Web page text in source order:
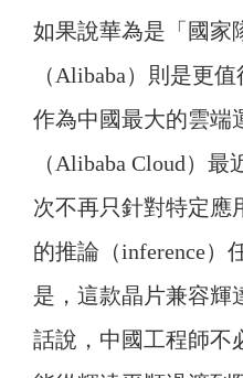
如果說華為是「國家
（Alibaba）則是更
作為中國最大的雲端
（Alibaba Cloud）
次不再只針對特定應
的推論（inference）
是，這款晶片兼容輝
話說，中國工程師不